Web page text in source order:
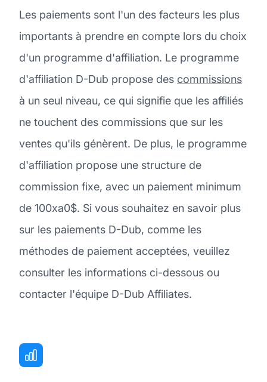
Les paiements sont l'un des facteurs les plus
importants à prendre en compte lors du choix
d'un programme d'affiliation. Le programme
d'affiliation D-Dub propose des commissions
à un seul niveau, ce qui signifie que les affiliés
ne touchent des commissions que sur les
ventes qu'ils génèrent. De plus, le programme
d'affiliation propose une structure de
commission fixe, avec un paiement minimum
de 100xa0$. Si vous souhaitez en savoir plus
sur les paiements D-Dub, comme les
méthodes de paiement acceptées, veuillez
consulter les informations ci-dessous ou
contacter l'équipe D-Dub Affiliates.